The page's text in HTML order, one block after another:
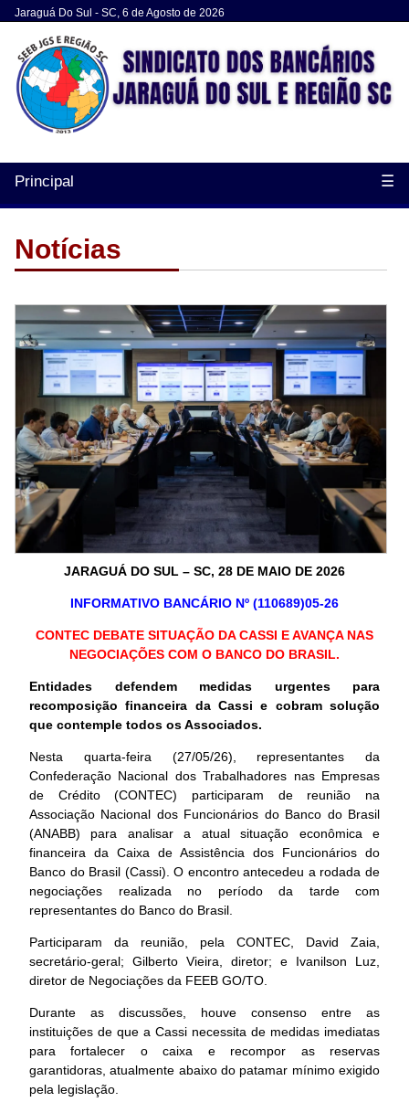
Jaraguá Do Sul - SC, 6 de Agosto de 2026
Principal ☰
Notícias
JARAGUÁ DO SUL – SC, 28 DE MAIO DE 2026
INFORMATIVO BANCÁRIO Nº (110689)05-26
CONTEC DEBATE SITUAÇÃO DA CASSI E AVANÇA NAS
NEGOCIAÇÕES COM O BANCO DO BRASIL.
Entidades defendem medidas urgentes para
recomposição financeira da Cassi e cobram solução
que contemple todos os Associados.
Nesta quarta-feira (27/05/26), representantes da
Confederação Nacional dos Trabalhadores nas Empresas
de Crédito (CONTEC) participaram de reunião na
Associação Nacional dos Funcionários do Banco do Brasil
(ANABB) para analisar a atual situação econômica e
financeira da Caixa de Assistência dos Funcionários do
Banco do Brasil (Cassi). O encontro antecedeu a rodada de
negociações realizada no período da tarde com
representantes do Banco do Brasil.
Participaram da reunião, pela CONTEC, David Zaia,
secretário-geral; Gilberto Vieira, diretor; e Ivanilson Luz,
diretor de Negociações da FEEB GO/TO.
Durante as discussões, houve consenso entre as
instituições de que a Cassi necessita de medidas imediatas
para fortalecer o caixa e recompor as reservas
garantidoras, atualmente abaixo do patamar mínimo exigido
pela legislação.